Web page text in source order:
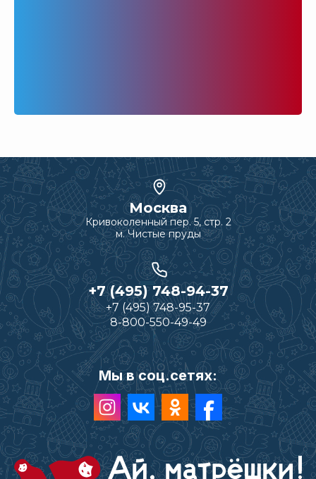
Москва
Кривоколенный пер. 5, стр. 2
м. Чистые пруды
+7 (495) 748-94-37
+7 (495) 748-95-37
8-800-550-49-49
Мы в соц.сетях: